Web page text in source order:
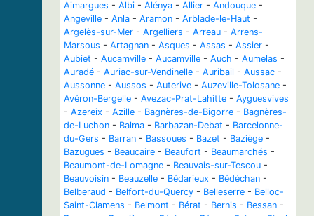
Aimargues - Albi - Alénya - Allier - Andouque -
Angeville - Anla - Aramon - Arblade-le-Haut -
Argelès-sur-Mer - Argelliers - Arreau - Arrens-
Marsous - Artagnan - Asques - Assas - Assier -
Aubiet - Aucamville - Aucamville - Auch - Aumelas -
Auradé - Auriac-sur-Vendinelle - Auribail - Aussac -
Aussonne - Aussos - Auterive - Auzeville-Tolosane -
Avéron-Bergelle - Avezac-Prat-Lahitte - Ayguesvives
- Azereix - Azille - Bagnères-de-Bigorre - Bagnères-
de-Luchon - Balma - Barbazan-Debat - Barcelonne-
du-Gers - Barran - Bassoues - Bazet - Baziège -
Bazugues - Beaucaire - Beaufort - Beaumarchés -
Beaumont-de-Lomagne - Beauvais-sur-Tescou -
Beauvoisin - Beauzelle - Bédarieux - Bédéchan -
Belberaud - Belfort-du-Quercy - Belleserre - Belloc-
Saint-Clamens - Belmont - Bérat - Bernis - Bessan -